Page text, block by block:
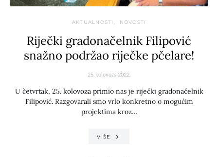
AKTUALNOSTI NOVOSTI
Riječki gradonačelnik Filipović
snažno podržao riječke pčelare!
25. kolovoza 2022.
U četvrtak, 25. kolovoza primio nas je riječki gradonačelnik
Filipović. Razgovarali smo vrlo konkretno o mogućim
projektima kroz…
VIŠE